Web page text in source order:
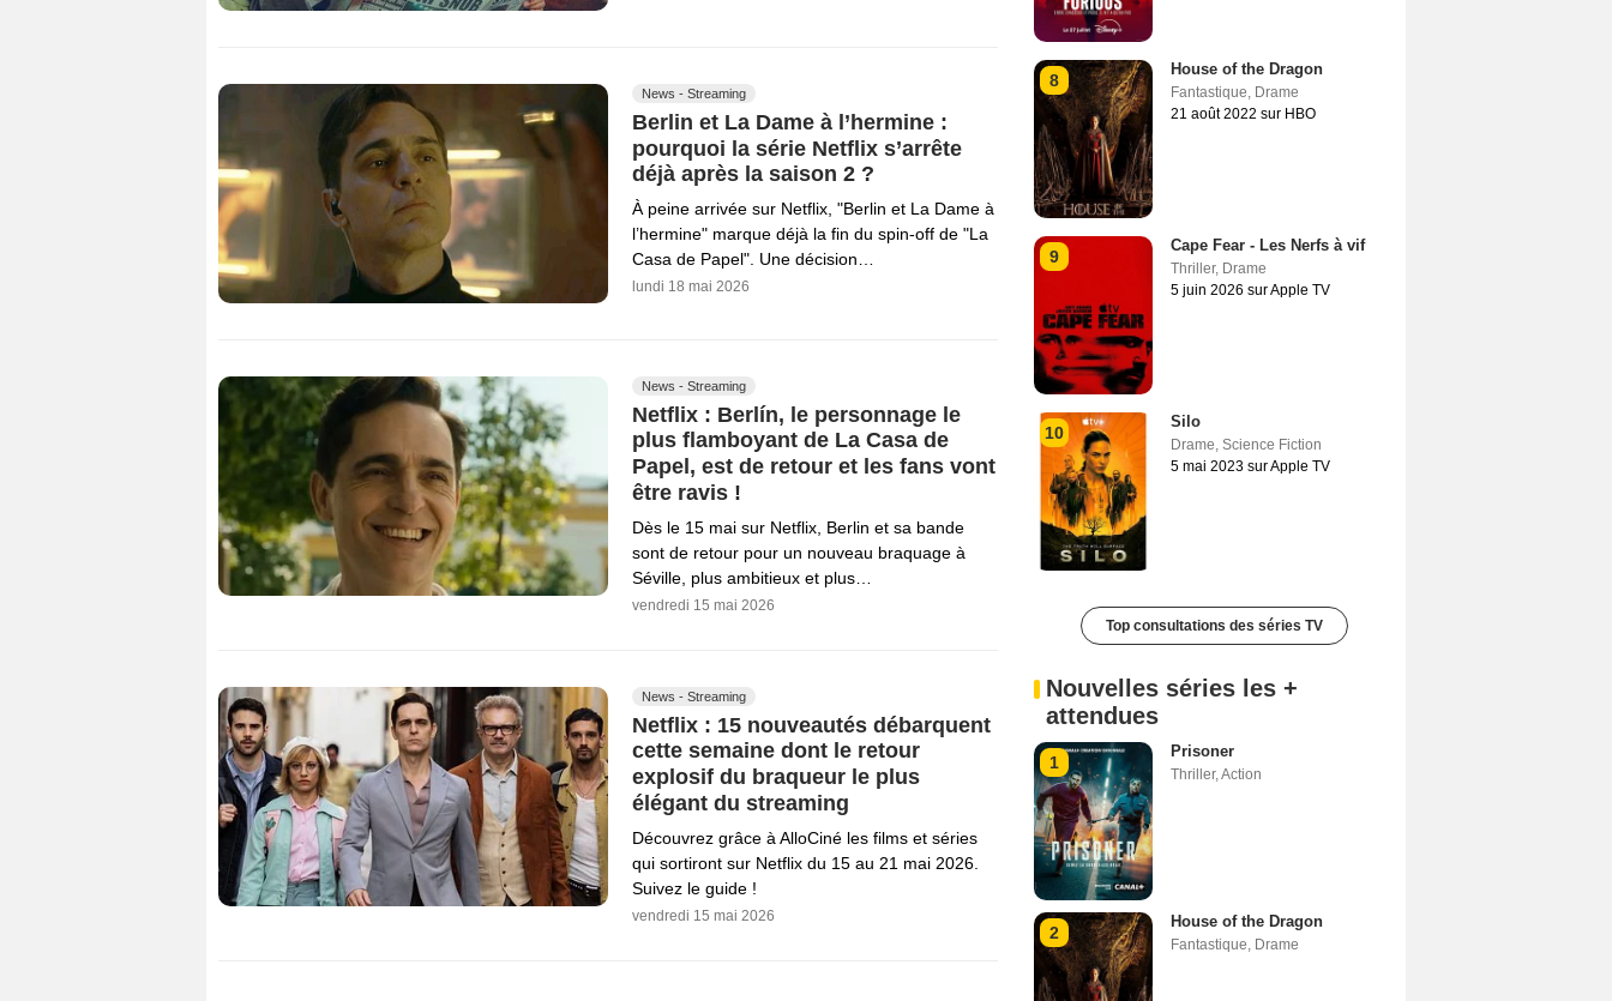
News - Streaming
Berlin et La Dame à l’hermine :
pourquoi la série Netflix s’arrête
déjà après la saison 2 ?
À peine arrivée sur Netflix, "Berlin et La Dame à
l’hermine" marque déjà la fin du spin-off de "La
Casa de Papel". Une décision…
lundi 18 mai 2026
News - Streaming
Netflix : Berlín, le personnage le
plus flamboyant de La Casa de
Papel, est de retour et les fans vont
être ravis !
Dès le 15 mai sur Netflix, Berlin et sa bande
sont de retour pour un nouveau braquage à
Séville, plus ambitieux et plus…
vendredi 15 mai 2026
News - Streaming
Netflix : 15 nouveautés débarquent
cette semaine dont le retour
explosif du braqueur le plus
élégant du streaming
Découvrez grâce à AlloCiné les films et séries
qui sortiront sur Netflix du 15 au 21 mai 2026.
Suivez le guide !
vendredi 15 mai 2026
8
House of the Dragon
Fantastique, Drame
21 août 2022 sur HBO
9
Cape Fear - Les Nerfs à vif
Thriller, Drame
5 juin 2026 sur Apple TV
10
Silo
Drame, Science Fiction
5 mai 2023 sur Apple TV
Top consultations des séries TV
Nouvelles séries les +
attendues
1
Prisoner
Thriller,Action
2
House of the Dragon
Fantastique, Drame